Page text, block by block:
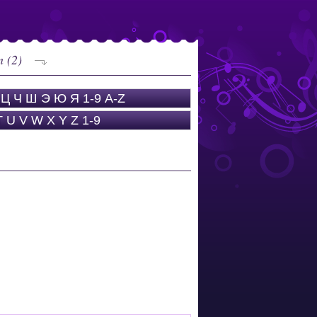
(2)
Ц Ч Ш Э Ю Я 1-9 A-Z
U V W X Y Z 1-9